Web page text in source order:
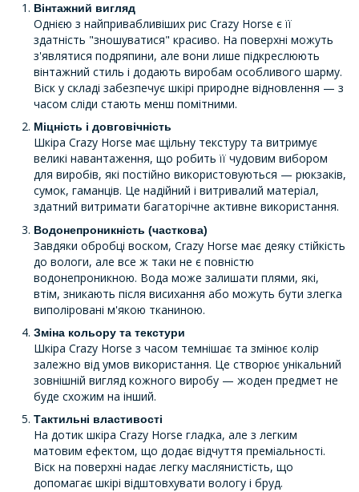
Вінтажний вигляд
Однією з найпривабливіших рис Crazy Horse є її
здатність "зношуватися" красиво. На поверхні можуть
з'являтися подряпини, але вони лише підкреслюють
вінтажний стиль і додають виробам особливого шарму.
Віск у складі забезпечує шкірі природне відновлення — з
часом сліди стають менш помітними.
Міцність і довговічність
Шкіра Crazy Horse має щільну текстуру та витримує
великі навантаження, що робить її чудовим вибором
для виробів, які постійно використовуються — рюкзаків,
сумок, гаманців. Це надійний і витривалий матеріал,
здатний витримати багаторічне активне використання.
Водонепроникність (часткова)
Завдяки обробці воском, Crazy Horse має деяку стійкість
до вологи, але все ж таки не є повністю
водонепроникною. Вода може залишати плями, які,
втім, зникають після висихання або можуть бути злегка
виполіровані м'якою тканиною.
Зміна кольору та текстури
Шкіра Crazy Horse з часом темнішає та змінює колір
залежно від умов використання. Це створює унікальний
зовнішній вигляд кожного виробу — жоден предмет не
буде схожим на інший.
Тактильні властивості
На дотик шкіра Crazy Horse гладка, але з легким
матовим ефектом, що додає відчуття преміальності.
Віск на поверхні надає легку маслянистість, що
допомагає шкірі відштовхувати вологу і бруд.